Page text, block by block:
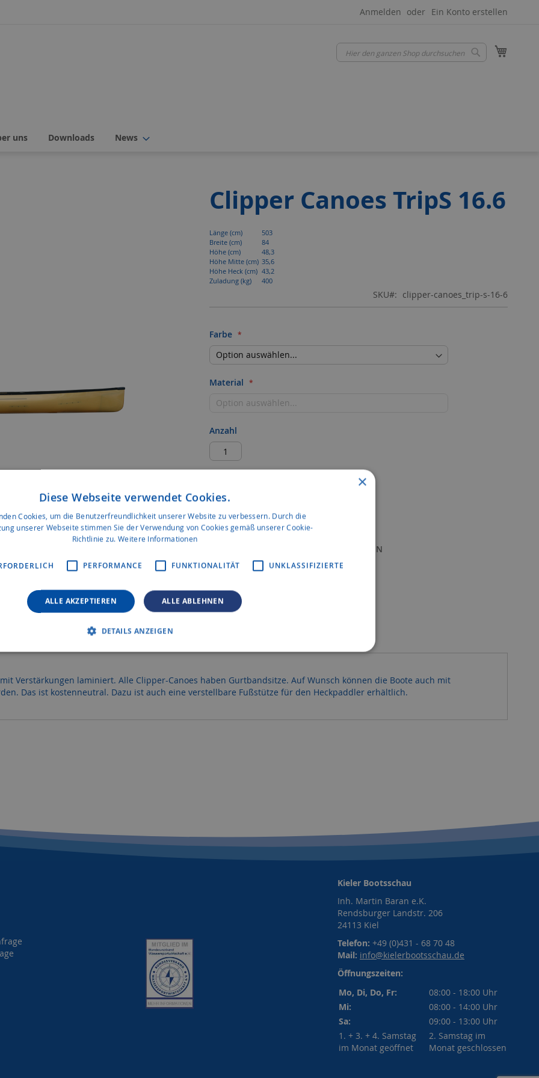
Anmelden Ein Konto erstellen
Suche
uns Downloads News
Clipper Canoes TripS 16.6
Mehr
Informationen
Länge (cm)
503
Breite (cm)
84
Höhe (cm)
48,3
Höhe Mitte (cm) 35,6
Höhe Heck (cm) 43,2
Zuladung (kg)
400
SKU clipper-canoes_trip-s-16-6
Farbe
Material
Anzahl
ZUR VERGLEICHSLISTE HINZUFÜGEN
Verstärkungen laminiert. Alle Clipper-Canoes haben Gurtbandsitze. Auf Wunsch können die Boote auch mit
Das ist kostenneutral. Dazu ist auch eine verstellbare Fußstütze für den Heckpaddler erhältlich.
Kieler Bootsschau
Inh. Martin Baran e.K.
Rendsburger Landstr. 206
24113 Kiel
Telefon: +49 (0)431 - 68 70 48
Mail: info@kielerbootsschau.de
Öffnungszeiten:
Mo, Di, Do, Fr:
08:00 - 18:00 Uhr
Mi:
08:00 - 14:00 Uhr
Sa:
09:00 - 13:00 Uhr
1. + 3. + 4. Samstag
im Monat geöffnet
2. Samstag im
Monat geschlossen
×
Diese Webseite verwendet Cookies.
Cookies, um die Benutzerfreundlichkeit unserer Website zu verbessern. Durch die
unserer Webseite stimmen Sie der Verwendung von Cookies gemäß unserer Cookie-
Richtlinie zu.Weitere Informationen
PERFORMANCE FUNKTIONALITÄT UNKLASSIFIZIERTE
ALLE AKZEPTIEREN ALLE ABLEHNEN
DETAILS ANZEIGEN